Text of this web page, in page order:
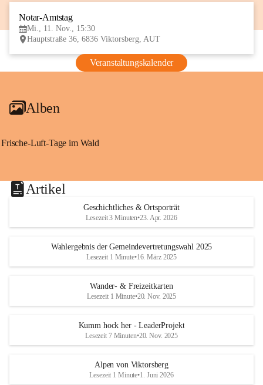
Notar-Amtstag
Mi., 11. Nov., 15:30
Hauptstraße 36, 6836 Viktorsberg, AUT
Veranstaltungskalender
Alben
Frische-Luft-Tage im Wald
Artikel
Geschichtliches & Ortsporträt
Lesezeit 3 Minuten•23. Apr. 2026
Wahlergebnis der Gemeindevertretungswahl 2025
Lesezeit 1 Minute•16. März 2025
Wander- & Freizeitkarten
Lesezeit 1 Minute•20. Nov. 2025
Kumm hock her - LeaderProjekt
Lesezeit 7 Minuten•20. Nov. 2025
Alpen von Viktorsberg
Lesezeit 1 Minute•1. Juni 2026